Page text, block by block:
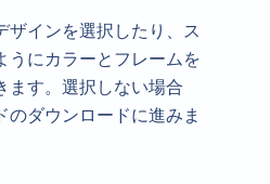
ザインを選択したり、ス
うにカラーとフレームを
ます。選択しない場合
のダウンロードに進みま